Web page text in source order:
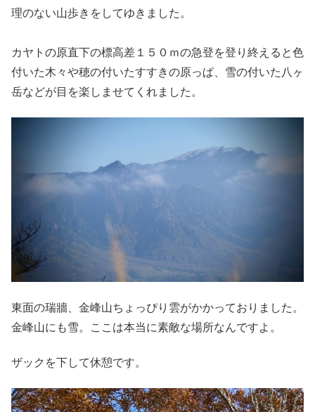
理のない山歩きをしてゆきました。
カヤトの原直下の標高差１５０ｍの急登を登り終えると色
付いた木々や穂の付いたすすきの原っぱ、雪の付いた八ヶ
岳などが目を楽しませてくれました。
東面の瑞牆、金峰山ちょっぴり雲がかかっておりました。
金峰山にも雪。ここは本当に素敵な場所なんですよ。
ザックを下して休憩です。